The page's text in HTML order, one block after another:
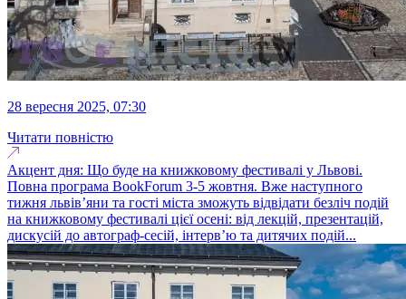
28 вересня 2025, 07:30
Читати повністю
Акцент дня: Що буде на книжковому фестивалі у Львові.
Повна програма BookForum 3-5 жовтня. Вже наступного
тижня львів’яни та гості міста зможуть відвідати безліч подій
на книжковому фестивалі цієї осені: від лекцій, презентацій,
дискусій до автограф-сесій, інтерв’ю та дитячих подій...